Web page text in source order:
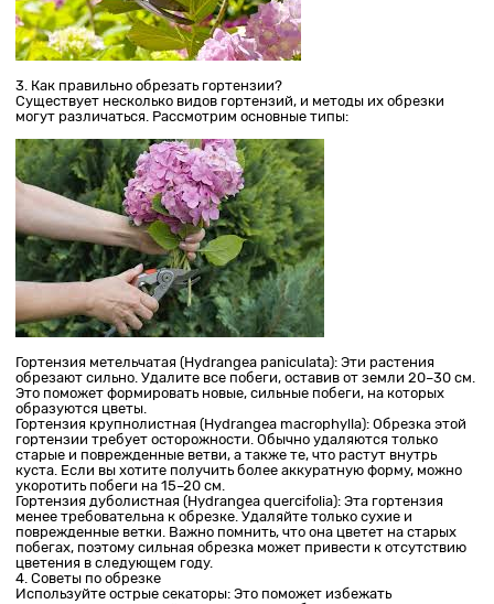
3. Как правильно обрезать гортензии?
Существует несколько видов гортензий, и методы их обрезки
могут различаться. Рассмотрим основные типы:
Гортензия метельчатая (Hydrangea paniculata): Эти растения
обрезают сильно. Удалите все побеги, оставив от земли 20–30 см.
Это поможет формировать новые, сильные побеги, на которых
образуются цветы.
Гортензия крупнолистная (Hydrangea macrophylla): Обрезка этой
гортензии требует осторожности. Обычно удаляются только
старые и поврежденные ветви, а также те, что растут внутрь
куста. Если вы хотите получить более аккуратную форму, можно
укоротить побеги на 15–20 см.
Гортензия дуболистная (Hydrangea quercifolia): Эта гортензия
менее требовательна к обрезке. Удаляйте только сухие и
поврежденные ветки. Важно помнить, что она цветет на старых
побегах, поэтому сильная обрезка может привести к отсутствию
цветения в следующем году.
4. Советы по обрезке
Используйте острые секаторы: Это поможет избежать